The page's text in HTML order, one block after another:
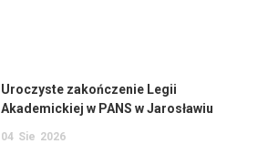
Uroczyste zakończenie Legii
Akademickiej w PANS w Jarosławiu
04 Sie 2026